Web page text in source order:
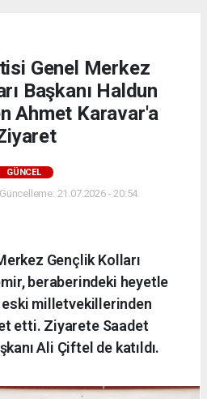
Genel Merkez
Başkanı Haldun
Ahmet Karavar'a
GÜNCEL
21.07.2026 - 20:54
Gençlik Kolları
beraberindeki heyetle
milletvekillerinden
etti. Ziyarete Saadet
Ali Çiftel de katıldı.